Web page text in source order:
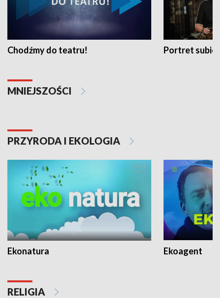
Chodźmy do teatru! Portret
MNIEJSZOŚCI
PRZYRODA I EKOLOGIA
Ekonatura Ekoagent
RELIGIA